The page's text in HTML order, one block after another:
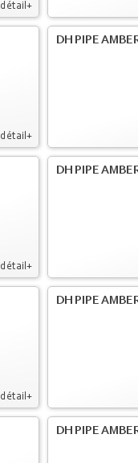
détail+
détail+
DH PIPE
détail+
DH PIPE
détail+
DH PIPE
DH PIPE